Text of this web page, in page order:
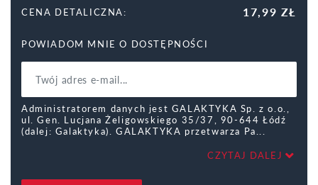
CENA DETALICZNA: 17,99 ZŁ
POWIADOM MNIE O DOSTĘPNOŚCI
Administratorem danych jest GALAKTYKA Sp. z o.o.,
ul. Gen. Lucjana Żeligowskiego 35/37, 90-644 Łódź
(dalej: Galaktyka). GALAKTYKA przetwarza Pa
CZYTAJ DALEJ